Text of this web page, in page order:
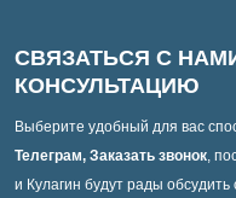
СВЯЗАТЬСЯ С
КОНСУЛЬТАЦИЮ
Выберите удобный для вас
Телеграм, Заказать звонок,
и Кулагин будут рады